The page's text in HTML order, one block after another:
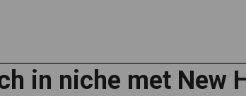
in niche met New